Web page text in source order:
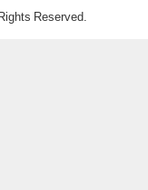
Reserved.